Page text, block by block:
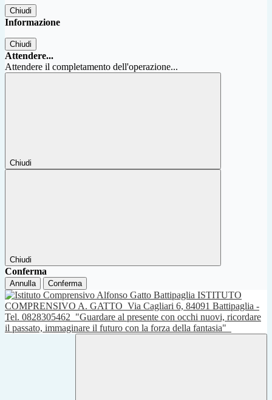
Chiudi
Informazione
Chiudi
Attendere...
Attendere il completamento dell'operazione...
Chiudi
Chiudi
Conferma
Annulla Conferma
ISTITUTO
COMPRENSIVO A. GATTO Via Cagliari 6, 84091 Battipaglia -
Tel. 0828305462 "Guardare al presente con occhi nuovi, ricordare
il passato, immaginare il futuro con la forza della fantasia"